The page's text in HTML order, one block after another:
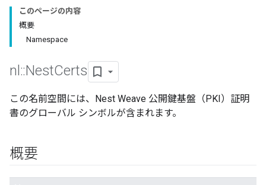
このページの内容
概要
Namespace
nl ::NestCerts
この名前空間には、Nest Weave 公開鍵基盤（PKI）証明
書のグローバル シンボルが含まれます。
概要